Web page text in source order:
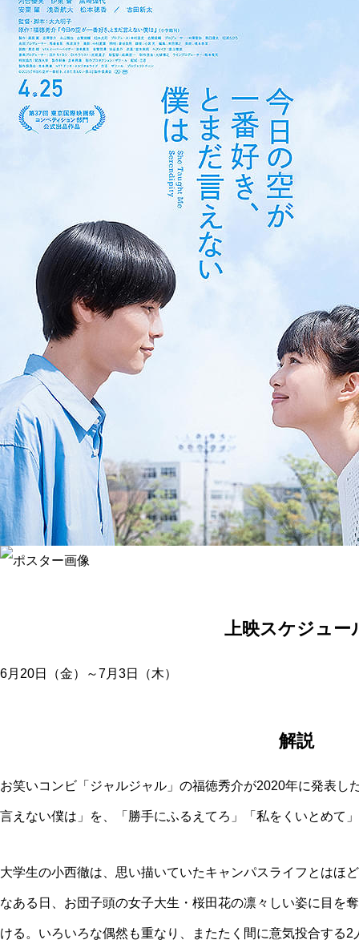
上映スケジュー
6月20日（金）～7月3日（木）
解説
お笑いコンビ「ジャルジャル」の福徳秀介が2020年に発表し
言えない僕は」を、「勝手にふるえてろ」「私をくいとめて
大学生の小西徹は、思い描いていたキャンパスライフとはほ
なある日、お団子頭の女子大生・桜田花の凛々しい姿に目を
ける。いろいろな偶然も重なり、またたく間に意気投合する